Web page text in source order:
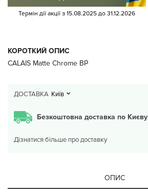
Термін дії акції з 15.08.2025 до 31.12.2026
КОРОТКИЙ ОПИС
CALAIS Matte Chrome BP
ДОСТАВКА Київ
Безкоштовна доставка по Києву
Дізнатися більше про доставку
ОПИС